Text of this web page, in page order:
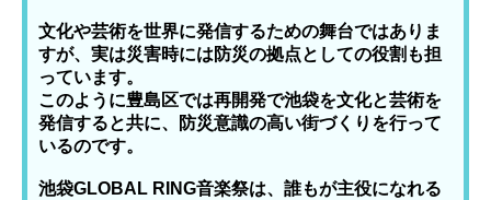
文化や芸術を世界に発信するための舞台ではありま
すが、実は災害時には防災の拠点としての役割も担
っています。
このように豊島区では再開発で池袋を文化と芸術を
発信すると共に、防災意識の高い街づくりを行って
いるのです。
池袋GLOBAL RING音楽祭は、誰もが主役になれる